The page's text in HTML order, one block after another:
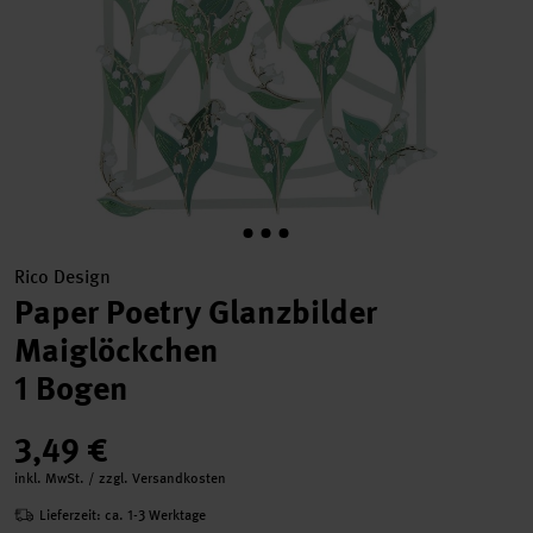
Rico Design
Paper Poetry Glanzbilder
Maiglöckchen
1 Bogen
3,49 €
inkl. MwSt. / zzgl. Versandkosten
Lieferzeit: ca. 1-3 Werktage